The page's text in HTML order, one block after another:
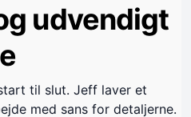
udvendigt
til slut. Jeff laver et
med sans for detaljerne.